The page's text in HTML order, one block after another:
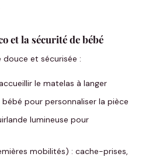
et la sécurité de bébé
douce et sécurisée :
le matelas à langer
pour personnaliser la pièce
lumineuse pour
mobilités) : cache-prises,